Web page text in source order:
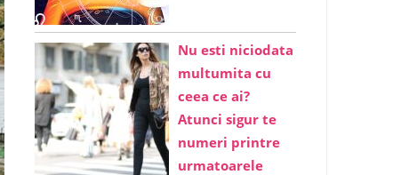
Nu esti niciodata
multumita cu
ceea ce ai?
Atunci sigur te
numeri printre
urmatoarele